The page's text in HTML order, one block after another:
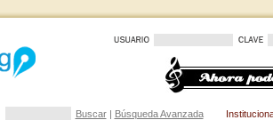
Buscar| Búsqueda Avanzada